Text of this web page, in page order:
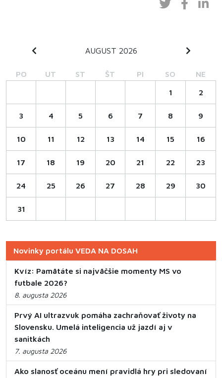
AUGUST 2026
PO UT ST ŠT PI SO NE
1 2
3 4 5 6 7 8 9
10 11 12 13 14 15 16
17 18 19 20 21 22 23
24 25 26 27 28 29 30
31
Novinky portálu VEDA NA DOSAH
Kvíz: Pamätáte si najväčšie momenty MS vo
futbale 2026?
8. augusta 2026
Prvý AI ultrazvuk pomáha zachraňovať životy na
Slovensku. Umelá inteligencia už jazdí aj v
sanitkách
7. augusta 2026
Ako slanosť oceánu mení pravidlá hry pri sledovaní